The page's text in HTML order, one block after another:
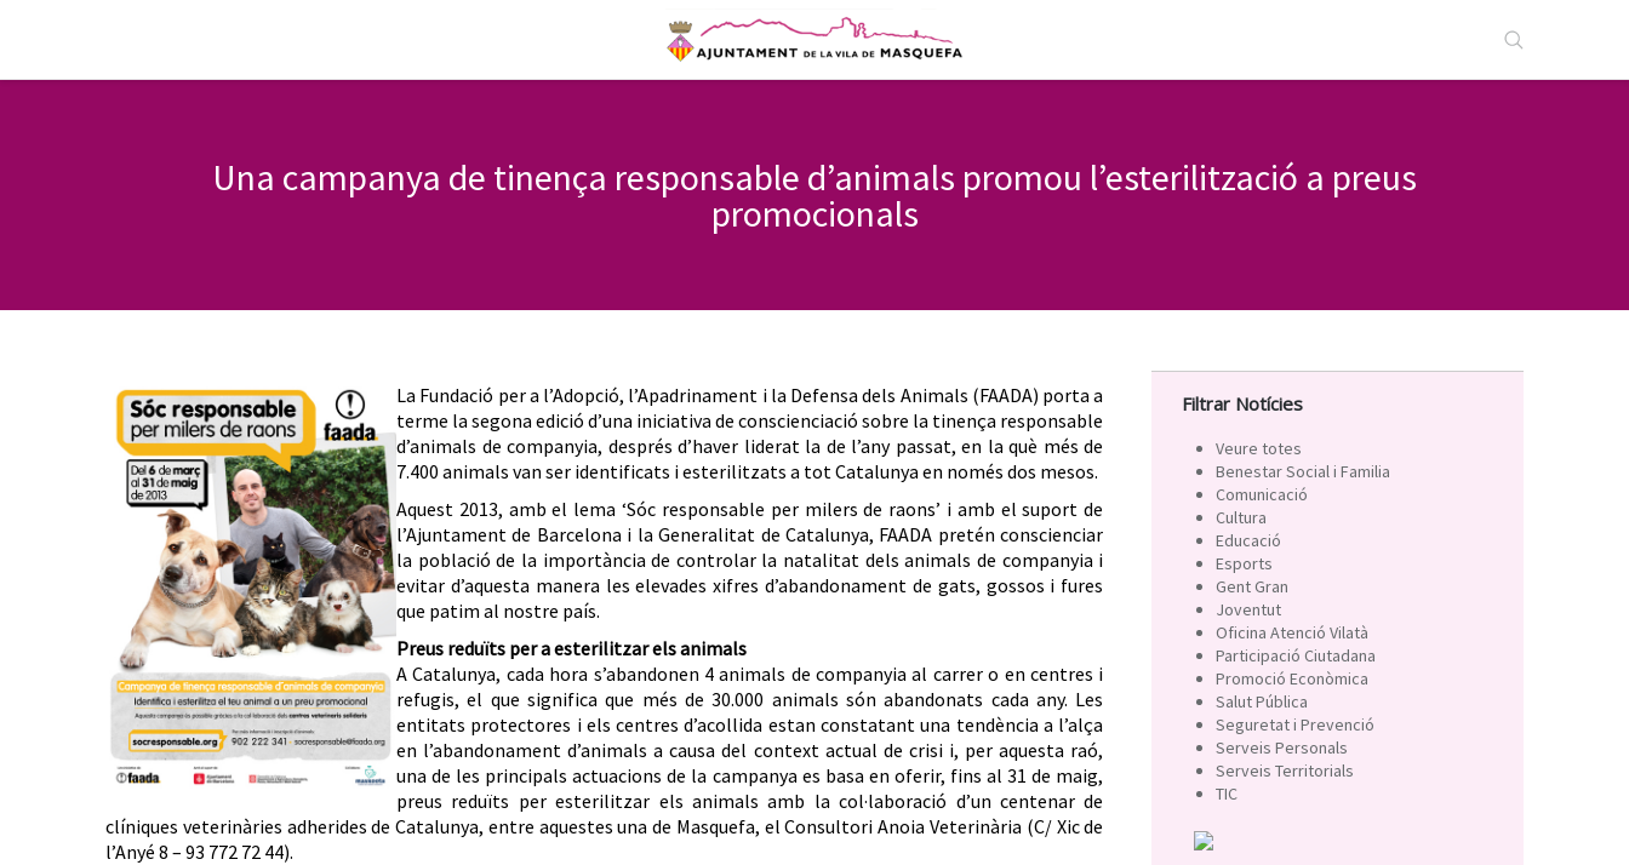
Una campanya de tinença responsable d’animals promou l’esterilització a preus
promocionals
La Fundació per a l’Adopció, l’Apadrinament i la Defensa dels Animals (FAADA) porta a
terme la segona edició d’una iniciativa de conscienciació sobre la tinença responsable
d’animals de companyia, després d’haver liderat la de l’any passat, en la què més de
7.400 animals van ser identificats i esterilitzats a tot Catalunya en només dos mesos.
Aquest 2013, amb el lema ‘Sóc responsable per milers de raons’ i amb el suport de
l’Ajuntament de Barcelona i la Generalitat de Catalunya, FAADA pretén conscienciar
la població de la importància de controlar la natalitat dels animals de companyia i
evitar d’aquesta manera les elevades xifres d’abandonament de gats, gossos i fures
que patim al nostre país.
Preus reduïts per a esterilitzar els animals
A Catalunya, cada hora s’abandonen 4 animals de companyia al carrer o en centres i
refugis, el que significa que més de 30.000 animals són abandonats cada any. Les
entitats protectores i els centres d’acollida estan constatant una tendència a l’alça
en l’abandonament d’animals a causa del context actual de crisi i, per aquesta raó,
una de les principals actuacions de la campanya es basa en oferir, fins al 31 de maig,
preus reduïts per esterilitzar els animals amb la col·laboració d’un centenar de
clíniques veterinàries adherides de Catalunya, entre aquestes una de Masquefa, el Consultori Anoia Veterinària (C/ Xic de
l’Anyé 8 – 93 772 72 44).
Filtrar Notícies
Veure totes
Benestar Social i Familia
Comunicació
Cultura
Educació
Esports
Gent Gran
Joventut
Oficina Atenció Vilatà
Participació Ciutadana
Promoció Econòmica
Salut Pública
Seguretat i Prevenció
Serveis Personals
Serveis Territorials
TIC